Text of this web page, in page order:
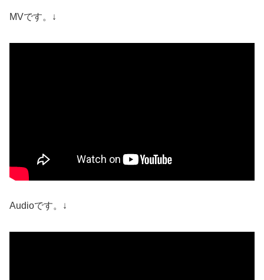
MVです。↓
Audioです。↓